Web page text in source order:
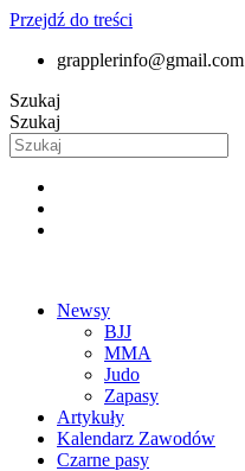
Przejdź do treści
grapplerinfo@gmail.com
Szukaj
Szukaj
Newsy
BJJ
MMA
Judo
Zapasy
Artykuły
Kalendarz Zawodów
Czarne pasy